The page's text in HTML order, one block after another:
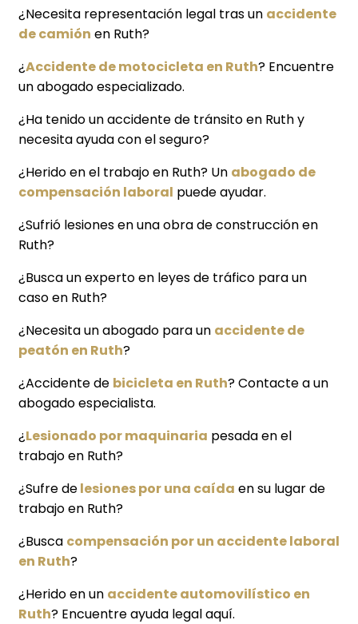
¿Necesita representación legal tras un accidente
de camión en Ruth?
¿Accidente de motocicleta en Ruth? Encuentre
un abogado especializado.
¿Ha tenido un accidente de tránsito en Ruth y
necesita ayuda con el seguro?
¿Herido en el trabajo en Ruth? Un abogado de
compensación laboral puede ayudar.
¿Sufrió lesiones en una obra de construcción en
Ruth?
¿Busca un experto en leyes de tráfico para un
caso en Ruth?
¿Necesita un abogado para un accidente de
peatón en Ruth?
¿Accidente de bicicleta en Ruth? Contacte a un
abogado especialista.
¿Lesionado por maquinaria pesada en el
trabajo en Ruth?
¿Sufre delesiones por una caída en su lugar de
trabajo en Ruth?
¿Busca compensación por un accidente laboral
en Ruth?
¿Herido en un accidente automovilístico en
Ruth? Encuentre ayuda legal aquí.